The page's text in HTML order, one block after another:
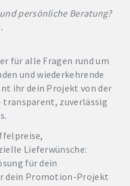
persönliche Beratung?
für alle Fragen rund um
und wiederkehrende
ihr dein Projekt von der
transparent, zuverlässig
Lieferwünsche:
für dein
dein Promotion-Projekt